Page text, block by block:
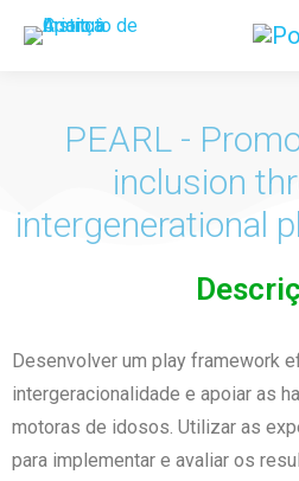
PEARL -
inclusion
intergenerational
Desenvolver um play framework
intergeracionalidade e apoiar as
motoras de idosos. Utilizar as
para implementar e avaliar os